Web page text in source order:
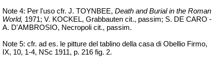
Note 4: Per l'uso cfr. J. TOYNBEE, Death andBurialin the Roman
World, 1971; V. KOCKEL, Grabbauten cit., passim; S. DE CARO -
A. D'AMBROSIO, Necropoli cit., passim.
Note 5: cfr. ad es. le pitture del tablino della casa di Obellio Firmo,
IX, 10, 1-4, NSc 1911, p. 216 fig. 2.